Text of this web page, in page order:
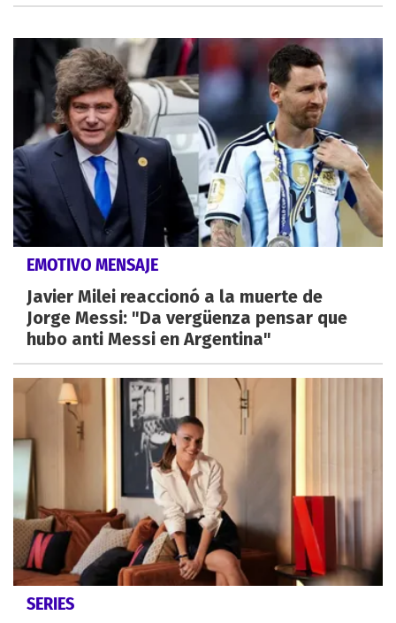
EMOTIVO MENSAJE
Javier Milei reaccionó a la muerte de
Jorge Messi: "Da vergüenza pensar que
hubo anti Messi en Argentina"
SERIES